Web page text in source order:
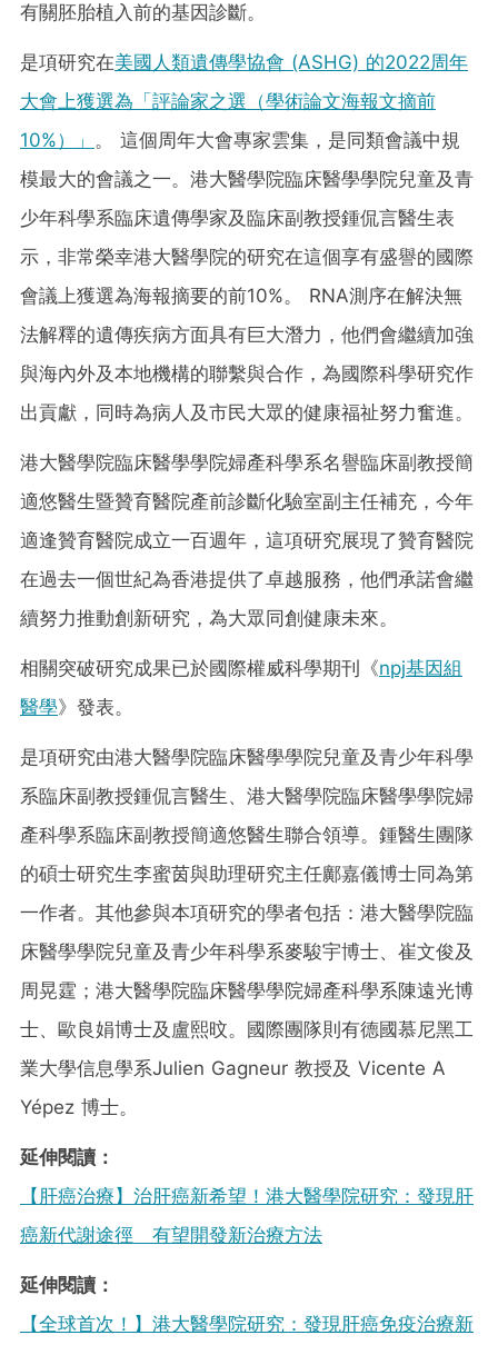
有關胚胎植入前的基因診斷。
是項研究在美國人類遺傳學協會 (ASHG) 的2022周年
大會上獲選為「評論家之選（學術論文海報文摘前
10%）」 。 這個周年大會專家雲集，是同類會議中規
模最大的會議之一。港大醫學院臨床醫學學院兒童及青
少年科學系臨床遺傳學家及臨床副教授鍾侃言醫生表
示，非常榮幸港大醫學院的研究在這個享有盛譽的國際
會議上獲選為海報摘要的前10%。 RNA測序在解決無
法解釋的遺傳疾病方面具有巨大潛力，他們會繼續加強
與海內外及本地機構的聯繫與合作，為國際科學研究作
出貢獻，同時為病人及市民大眾的健康福祉努力奮進。
港大醫學院臨床醫學學院婦產科學系名譽臨床副教授簡
適悠醫生暨贊育醫院產前診斷化驗室副主任補充，今年
適逢贊育醫院成立一百週年，這項研究展現了贊育醫院
在過去一個世紀為香港提供了卓越服務，他們承諾會繼
續努力推動創新研究，為大眾同創健康未來。
相關突破研究成果已於國際權威科學期刊《npj基因組
醫學》發表。
是項研究由港大醫學院臨床醫學學院兒童及青少年科學
系臨床副教授鍾侃言醫生、港大醫學院臨床醫學學院婦
產科學系臨床副教授簡適悠醫生聯合領導。鍾醫生團隊
的碩士研究生李蜜茵與助理研究主任鄺嘉儀博士同為第
一作者。其他參與本項研究的學者包括：港大醫學院臨
床醫學學院兒童及青少年科學系麥駿宇博士、崔文俊及
周晃霆；港大醫學院臨床醫學學院婦產科學系陳遠光博
士、歐良娟博士及盧熙旼。國際團隊則有德國慕尼黑工
業大學信息學系Julien Gagneur 教授及 Vicente A
Yépez 博士。
延伸閱讀：
【肝癌治療】治肝癌新希望！港大醫學院研究：發現肝
癌新代謝途徑 有望開發新治療方法
延伸閱讀：
【全球首次！】港大醫學院研究：發現肝癌免疫治療新